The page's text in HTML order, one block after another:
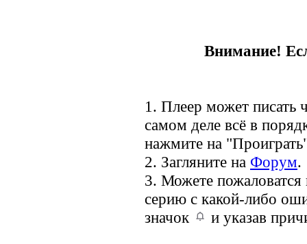
Внимание!
1. Плеер может писать
самом деле всё в
нажмите на
2. Загляните на Форум.
3. Можете
серию с какой-либо
значок
и указав